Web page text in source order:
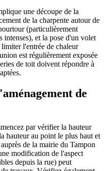
une découpe de la
de la charpente autour de
(particulièrement
intenses), et la pose d'un volet
l'entrée de chaleur
est régulièrement exposée
de toit doivent répondre à
de
par vérifier la hauteur
hauteur au point le plus haut et
de la mairie du Tampon
modification de l'aspect
depuis la rue) peut